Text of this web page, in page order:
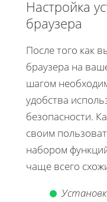
Настройка
браузера
После того как
браузера на
шагом
удобства
безопасности.
своим
набором
чаще всего